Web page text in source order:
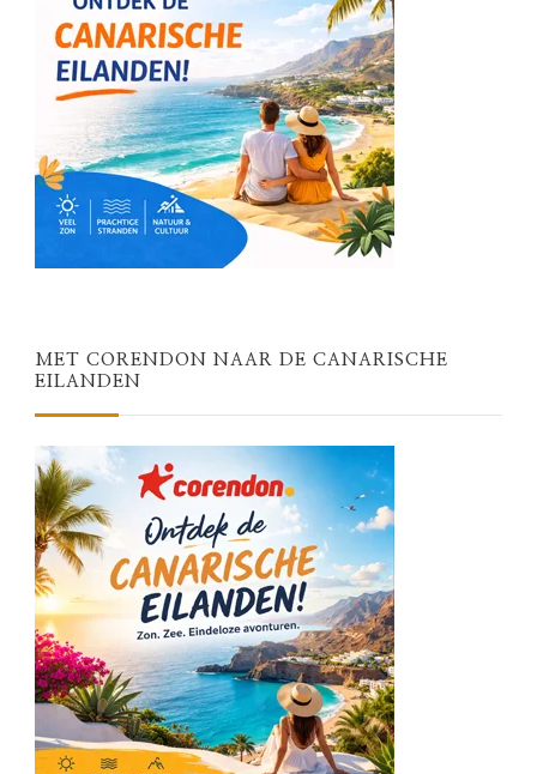
MET CORENDON NAAR DE CANARISCHE
EILANDEN